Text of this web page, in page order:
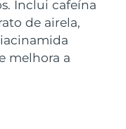
Inclui cafeína
de airela,
melhora a